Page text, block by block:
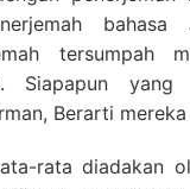
tersumpah
Siapapun yang
Berarti
rata diadakan